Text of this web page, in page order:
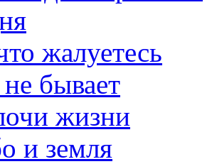
жалуетесь
бывает
жизни
и земля